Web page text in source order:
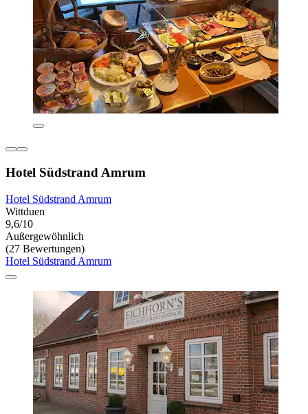
Hotel Südstrand Amrum
Hotel Südstrand Amrum
Wittduen
9,6/10
Außergewöhnlich
(27 Bewertungen)
Hotel Südstrand Amrum